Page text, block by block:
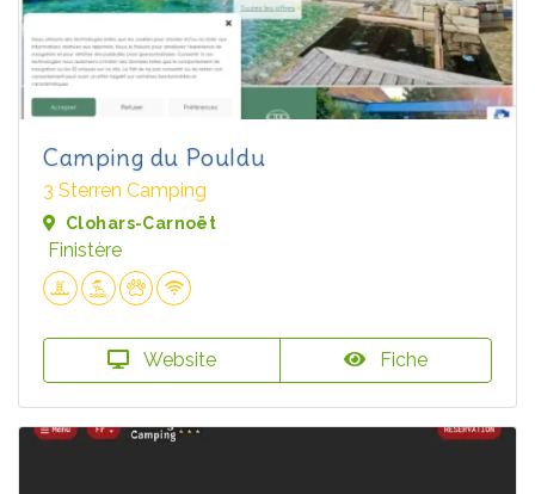
Camping du Pouldu
3 Sterren Camping
Clohars-Carnoët
Finistère
Website Fiche